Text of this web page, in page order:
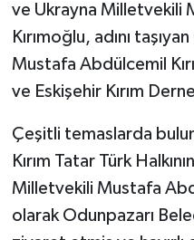
ve Ukrayna Milletvekili
Kırımoğlu, adını
Mustafa Abdülcemil
ve Eskişehir Kırım
Çeşitli temaslarda
Kırım Tatar Türk
Milletvekili Mustafa
olarak Odunpazarı